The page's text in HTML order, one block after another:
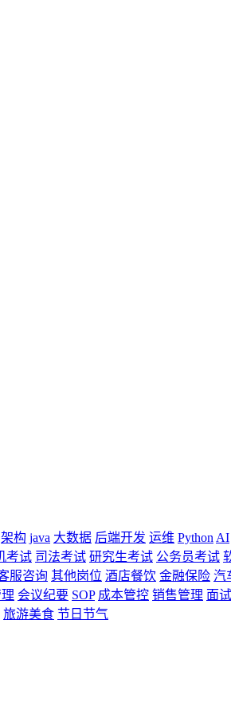
架构 java 大数据 后端开发 运维 Python AI
考试 司法考试 研究生考试 公务员考试
服咨询 其他岗位 酒店餐饮 金融保险 汽
会议纪要 SOP 成本管控 销售管理 面
旅游美食 节日节气